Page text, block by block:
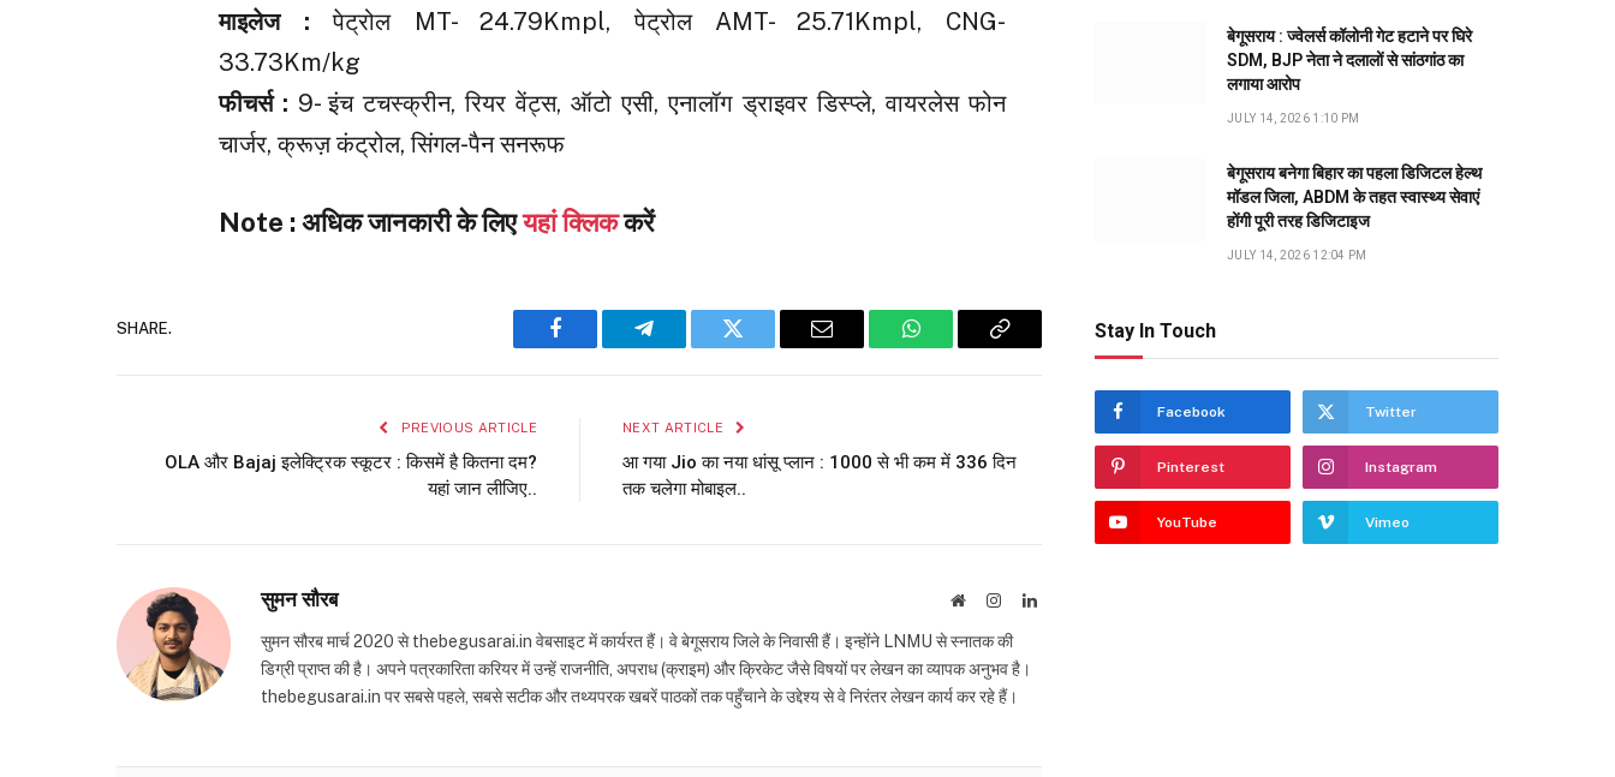
माइलेज : पेट्रोल MT- 24.79Kmpl, पेट्रोल AMT- 25.71Kmpl, CNG-
33.73Km/kg
फीचर्स : 9- इंच टचस्क्रीन, रियर वेंट्स, ऑटो एसी, एनालॉग ड्राइवर डिस्प्ले, वायरलेस फोन
चार्जर, क्रूज़ कंट्रोल, सिंगल-पैन सनरूफ
Note : अधिक जानकारी के लिएयहां क्लिककरें
SHARE.
Facebook Telegram Twitter Email WhatsAppCopy
PREVIOUS ARTICLE
OLA और Bajaj इलेक्ट्रिक स्कूटर : किसमें है कितना दम?
यहां जान लीजिए..
NEXT ARTICLE
आ गया Jio का नया धांसू प्लान : ₹1000 से भी कम में 336 दिन
तक चलेगा मोबाइल..
सुमन सौरब WebsiteInstagramLinkedIn
सुमन सौरब मार्च 2020 से thebegusarai.in वेबसाइट में कार्यरत हैं। वे बेगूसराय जिले के निवासी हैं। इन्होंने LNMU से स्नातक की
डिग्री प्राप्त की है। अपने पत्रकारिता करियर में उन्हें राजनीति, अपराध (क्राइम) और क्रिकेट जैसे विषयों पर लेखन का व्यापक अनुभव है।
thebegusarai.in पर सबसे पहले, सबसे सटीक और तथ्यपरक खबरें पाठकों तक पहुँचाने के उद्देश्य से वे निरंतर लेखन कार्य कर रहे हैं।
बेगूसराय : ज्वेलर्स कॉलोनी गेट हटाने पर घिरे
SDM, BJP नेता ने दलालों से सांठगांठ का
लगाया आरोप
JULY 14, 2026 1:10 PM
बेगूसराय बनेगा बिहार का पहला डिजिटल हेल्थ
मॉडल जिला, ABDM के तहत स्वास्थ्य सेवाएं
होंगी पूरी तरह डिजिटाइज
JULY 14, 2026 12:04 PM
Stay In Touch
Facebook Twitter
Pinterest Instagram
YouTube Vimeo